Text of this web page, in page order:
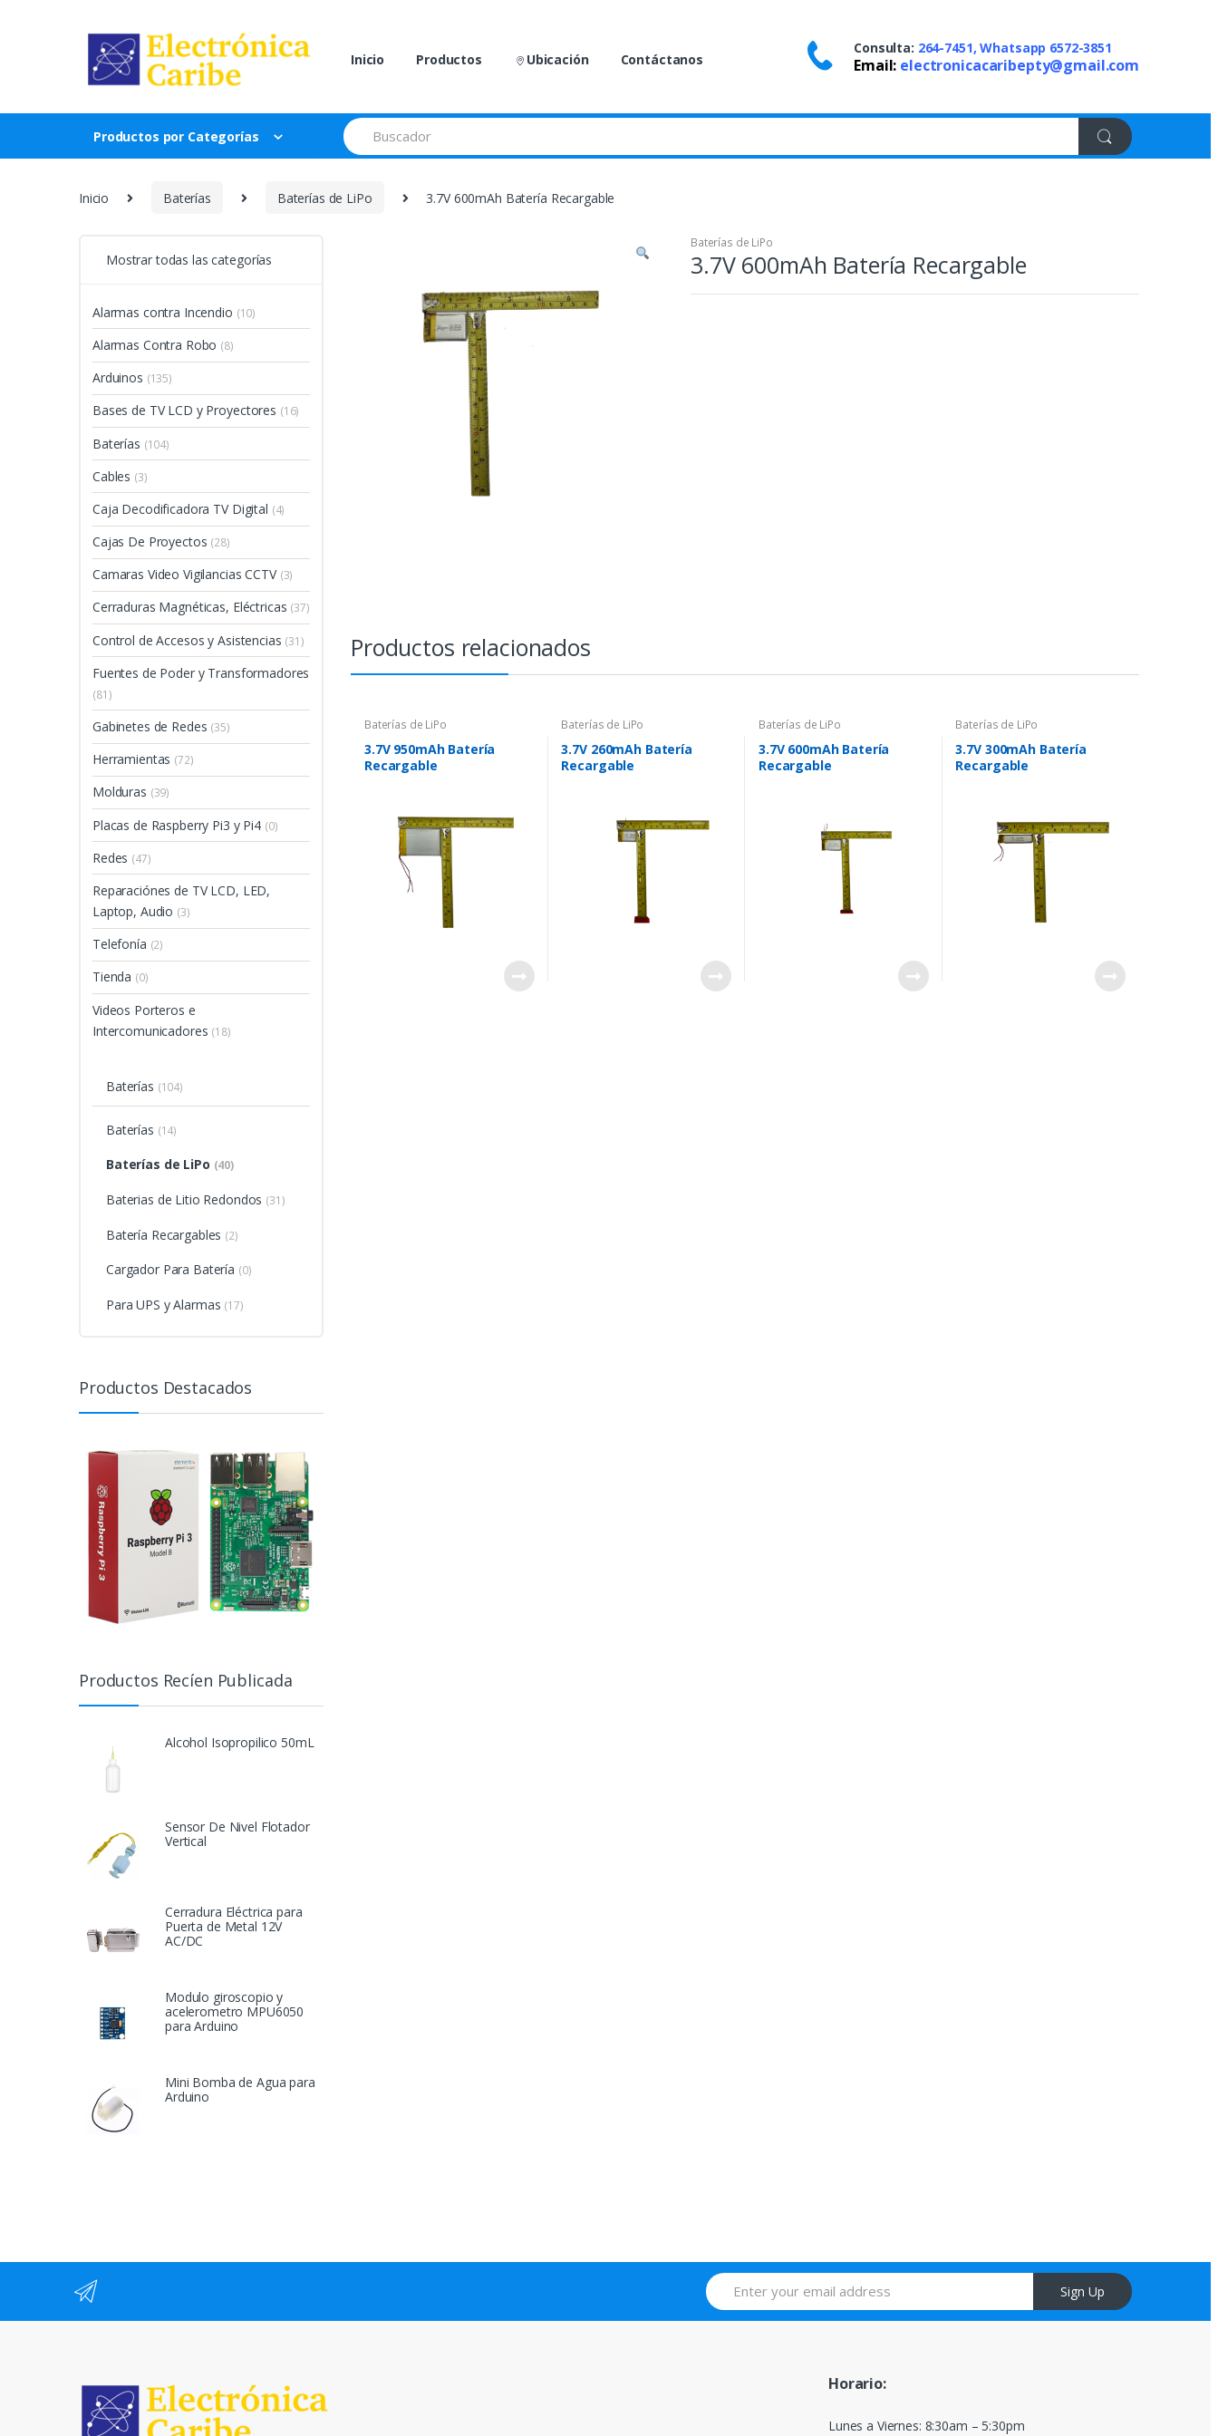
Inicio Productos Ubicación Contáctanos
Consulta: 264-7451, Whatsapp 6572-3851
Email: electronicacaribepty@gmail.com
Productos por Categorías
Search
for:
Inicio Baterías Baterías de LiPo 3.7V 600mAh Batería Recargable
Baterías de LiPo
3.7V 600mAh Batería Recargable
Productos relacionados
Baterías de LiPo
3.7V 950mAh Batería
Recargable
Baterías de LiPo
3.7V 260mAh Batería
Recargable
Baterías de LiPo
3.7V 600mAh Batería
Recargable
Baterías de LiPo
3.7V 300mAh Batería
Recargable
Mostrar todas las categorías
Alarmas contra Incendio (10)
Alarmas Contra Robo (8)
Arduinos (135)
Bases de TV LCD y Proyectores (16)
Baterías (104)
Cables (3)
Caja Decodificadora TV Digital (4)
Cajas De Proyectos (28)
Camaras Video Vigilancias CCTV (3)
Cerraduras Magnéticas, Eléctricas (37)
Control de Accesos y Asistencias (31)
Fuentes de Poder y Transformadores
(81)
Gabinetes de Redes (35)
Herramientas (72)
Molduras (39)
Placas de Raspberry Pi3 y Pi4 (0)
Redes (47)
Reparaciónes de TV LCD, LED,
Laptop, Audio (3)
Telefonía (2)
Tienda (0)
Videos Porteros e
Intercomunicadores (18)
Baterías (104)
Baterías (14)
Baterías de LiPo (40)
Baterias de Litio Redondos (31)
Batería Recargables (2)
Cargador Para Batería (0)
Para UPS y Alarmas (17)
Productos Destacados
Productos Recíen Publicada
Alcohol Isopropilico 50mL
Sensor De Nivel Flotador
Vertical
Cerradura Eléctrica para
Puerta de Metal 12V
AC/DC
Modulo giroscopio y
acelerometro MPU6050
para Arduino
Mini Bomba de Agua para
Arduino
Sign Up
Horario:
Lunes a Viernes: 8:30am – 5:30pm